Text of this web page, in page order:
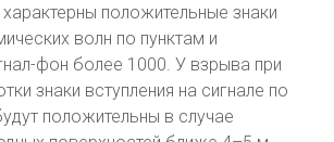
положительные знаки
волн по пунктам и
фон более 1000. У взрыва при
знаки вступления на сигнале по
положительны в случае